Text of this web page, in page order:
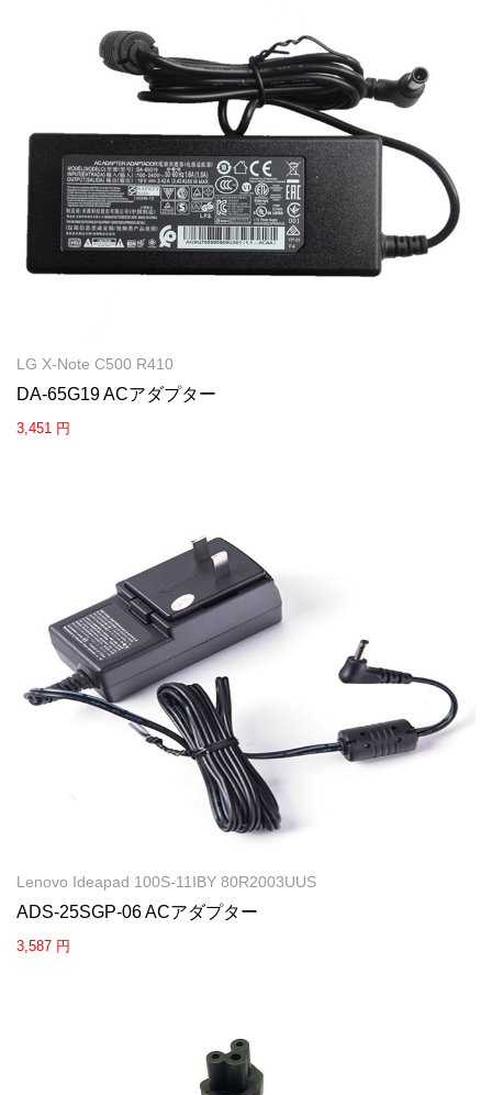
LG X-Note C500 R410
DA-65G19 ACアダプター
3,451 円
Lenovo Ideapad 100S-11IBY 80R2003UUS
ADS-25SGP-06 ACアダプター
3,587 円